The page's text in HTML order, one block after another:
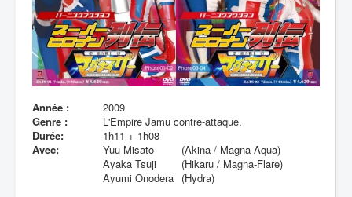
Lexique
Année :
2009
Genre :
L'Empire Jamu contre-attaque.
Durée:
1h11 + 1h08
Avec:
Yuu Misato
(Akina / Magna-Aqua)
Ayaka Tsuji
(Hikaru / Magna-Flare)
Ayumi Onodera (Hydra)